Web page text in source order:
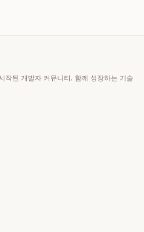
작된 개발자 커뮤니티. 함께 성장하는 기술